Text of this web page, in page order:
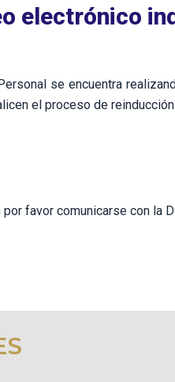
electrónico
se encuentra
el proceso de reinducción
favor comunicarse con la